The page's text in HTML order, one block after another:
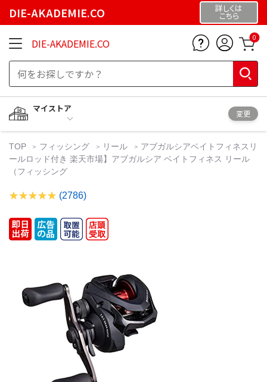
DIE-AKADEMIE.CO 詳しくは
こちら
DIE-AKADEMIE.CO 0
マイストア
変更
TOP フィッシング リール
アブガルシアベイトフィネスリ
ールロッド付き 楽天市場】アブガルシア ベイトフィネス リール
（フィッシング
(2786)